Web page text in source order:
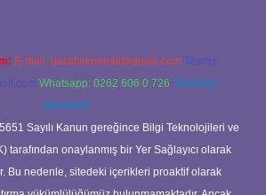
E-mail: backlinkpaneli@gmail.com Teams:
Whatsapp: 0262 606 0 726 Telegram:
@karabul
Sayılı Kanun gereğince Bilgi Teknolojileri ve
tarafından onaylanmış bir Yer Sağlayıcı olarak
Bu nedenle, sitedeki içerikleri proaktif olarak